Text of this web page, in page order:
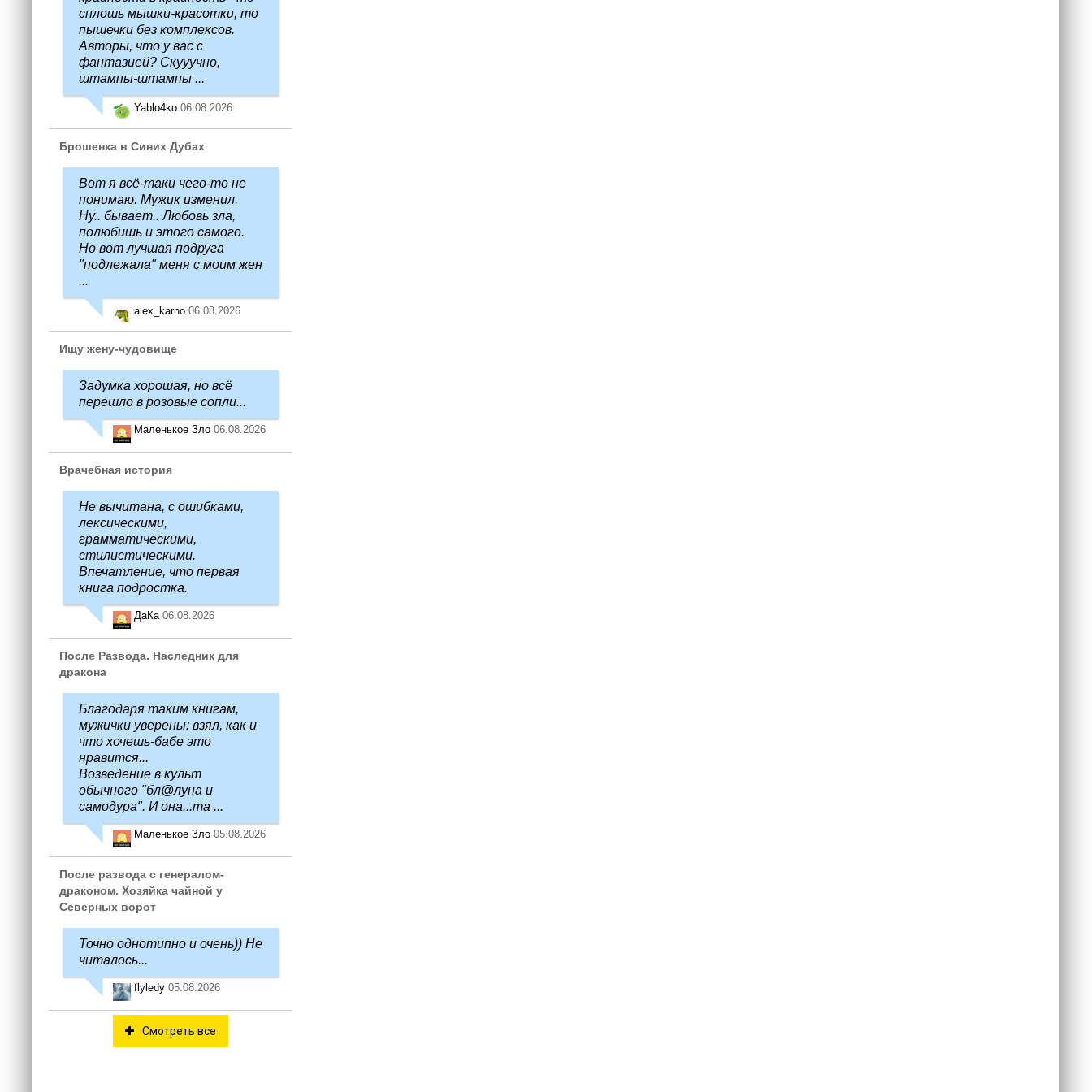
сплошь мышки-красотки, то
пышечки без комплексов.
Авторы, что у вас с
фантазией? Скууучно,
штампы-штампы ...
Yablo4ko 06.08.2026
Брошенка в Синих Дубах
Вот я всё-таки чего-то не
понимаю. Мужик изменил.
Ну.. бывает.. Любовь зла,
полюбишь и этого самого.
Но вот лучшая подруга
"подлежала" меня с моим жен
...
alex_karno 06.08.2026
Ищу жену-чудовище
Задумка хорошая, но всё
перешло в розовые сопли...
Маленькое Зло 06.08.2026
Врачебная история
Не вычитана, с ошибками,
лексическими,
грамматическими,
стилистическими.
Впечатление, что первая
книга подростка.
ДаКа 06.08.2026
После Развода. Наследник для
дракона
Благодаря таким книгам,
мужички уверены: взял, как и
что хочешь-бабе это
нравится...
Возведение в культ
обычного "бл@луна и
самодура". И она...та ...
Маленькое Зло 05.08.2026
После развода с генералом-
драконом. Хозяйка чайной у
Северных ворот
Точно однотипно и очень)) Не
читалось...
flyledy 05.08.2026
Смотреть все